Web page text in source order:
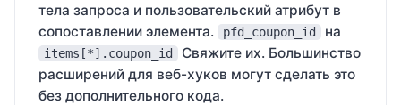
тела запроса и пользовательский атрибут в
сопоставлении элемента.
pfd_coupon_id на
items[*].coupon_id
Свяжите их. Большинство
расширений для веб-хуков могут сделать это
без дополнительного кода.